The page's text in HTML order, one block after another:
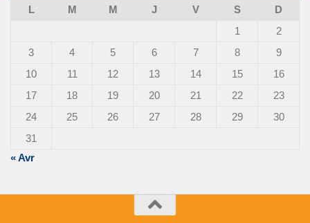
L
M M J V S
D
1
2
3
4 5 6 7 8
9
10
11 12 13 14 15
16
17
18 19 20 21 22
23
24
25 26 27 28 29
30
31
« Avr